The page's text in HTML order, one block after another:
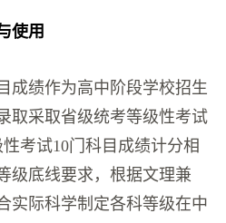
使用
成绩作为高中阶段学校招生
取采取省级统考等级性考试
考试10门科目成绩计分相
级底线要求，根据文理兼
实际科学制定各科等级在中